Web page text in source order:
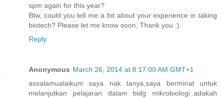
spm again for this year?
Btw, could you tell me a bit about your experience in taking
biotech? Please let me know soon, Thank you :)
Reply
Anonymous March 26, 2014 at 8:17:00 AM GMT+1
assalamualaikum saya nak tanya,saya berminat untuk
melanjutkan pelajaran dalam bidg mikrobiologi..adakah